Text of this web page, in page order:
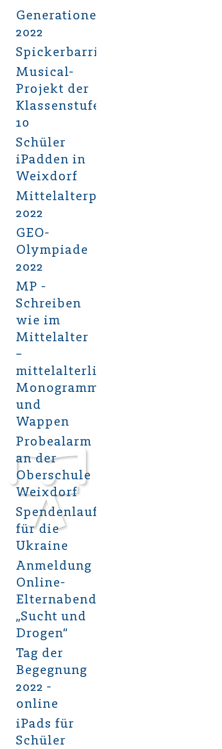
Generationendialog
2022
Spickerbarriere
Musical-
Projekt der
Klassenstufe
10
Schüler
iPadden in
Weixdorf
Mittelalterprojekt
2022
GEO-
Olympiade
2022
MP -
Schreiben
wie im
Mittelalter
–
mittelalterliche
Monogramme
und
Wappen
Probealarm
an der
Oberschule
Weixdorf
Spendenlauf
für die
Ukraine
Anmeldung
Online-
Elternabend
„Sucht und
Drogen“
Tag der
Begegnung
2022 -
online
iPads für
Schüler